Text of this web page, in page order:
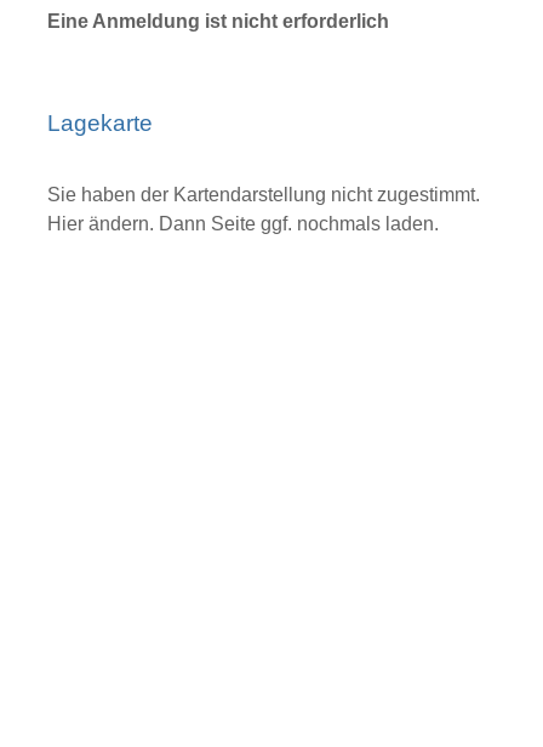
Eine Anmeldung ist nicht erforderlich
Lagekarte
Sie haben der Kartendarstellung nicht zugestimmt.
Hier ändern. Dann Seite ggf. nochmals laden.